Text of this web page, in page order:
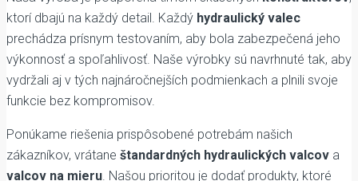
ktorí dbajú na každý detail. Každý hydraulický valec
prechádza prísnym testovaním, aby bola zabezpečená jeho
výkonnosť a spoľahlivosť. Naše výrobky sú navrhnuté tak, aby
vydržali aj v tých najnáročnejších podmienkach a plnili svoje
funkcie bez kompromisov.
Ponúkame riešenia prispôsobené potrebám našich
zákazníkov, vrátane štandardných hydraulických valcov a
valcov na mieru . Našou prioritou je dodať produkty, ktoré